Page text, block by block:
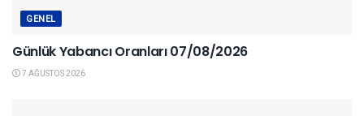
GENEL
Günlük Yabancı Oranları 07/08/2026
7 AĞUSTOS 2026